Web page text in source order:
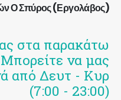
Ο Σπύρος (Εργολάβος)
στα παρακάτω
να μας
από Δευτ - Κυρ
(7:00 - 23:00)